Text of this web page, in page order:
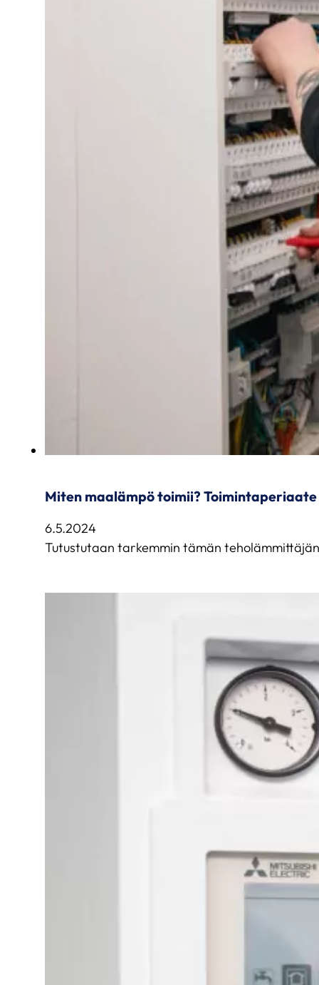
Miten maalämpö toimii?
6.5.2024
Tutustutaan tarkemmin tämän